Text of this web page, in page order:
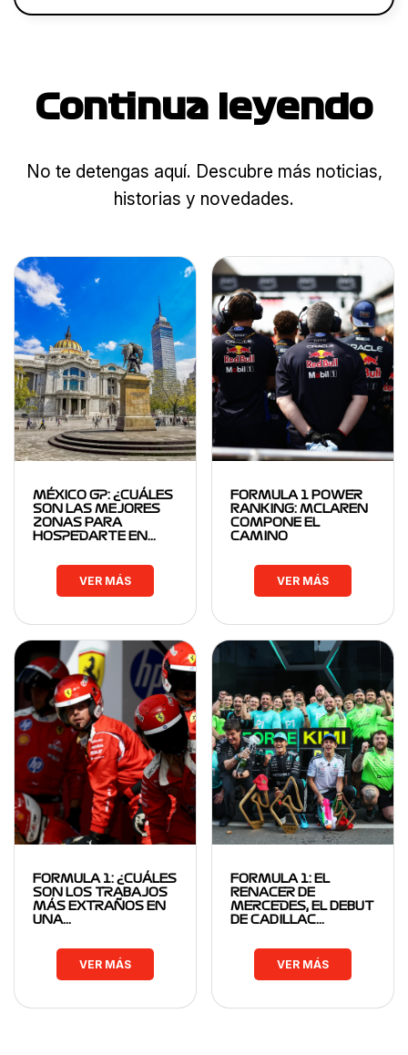
Continua leyendo
No te detengas aquí. Descubre más noticias,
historias y novedades.
MÉXICO GP: ¿CUÁLES
SON LAS MEJORES
ZONAS PARA
HOSPEDARTE EN…
VER MÁS
FORMULA 1 POWER
RANKING: MCLAREN
COMPONE EL
CAMINO
VER MÁS
FORMULA 1: ¿CUÁLES
SON LOS TRABAJOS
MÁS EXTRAÑOS EN
UNA…
VER MÁS
FORMULA 1: EL
RENACER DE
MERCEDES, EL DEBUT
DE CADILLAC…
VER MÁS